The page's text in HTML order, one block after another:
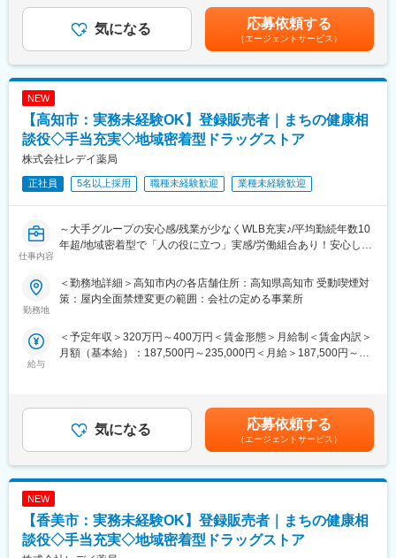
■働いてみて感じた魅力
（1）人間関係が良い、先輩が親切
（2）社会貢献できる、客様に喜んで頂ける・応援頂ける
（3）様々な業界の普段会えない役職者に会える
■採用サイト内動画ページ
https://trim-saiyo.jp/movie/
変更の範囲：会社の定める業務
・商品陳列・売場づくり
・発注・在庫管理
・売上・数値管理の補助
・スタッフのサポート業務
☆経験や適性に応じて、将来的にはスタッフの育成、
だく可能性があります。
＼仕事のやりがい／
レデイ薬局は、地域に密着したドラッグストアとして、
「健康相談ができる身近な存在」を目指しています。
◎日々の接客を通じてお客様から直接「ありがとう」をもらえる
◎将来的には店長として、店舗・人・地域をまとめる立場を目指
せる
です。
■現場から店舗運営まで段階的に成長できる環境：
レジ・商品管理などの基礎業務からスタートし、将来的には店長
地域のお客様との距離が近く、日々の接客や相談対応を通じて、
信頼される存在として働けます。
■安定した経営基盤のもと、長期的なキャリア形成が可能：
ツルハグループの一員として安定した基盤があり、腰を据えてキ
■労働組合があるので、安心して長く働ける仕組みがある：
職場での困りごとや意見を、労働組合を通じて会社に届けること
可能性があります。月給(月額)は固定手当を含めた表記です。
気になる 応募依頼する
（エージェントサービス）
NEW
【高知市：実務未経験OK】登録販売者｜まちの健康相
談役◇手当充実◇地域密着型ドラッグストア
株式会社レデイ薬局
正社員 5名以上採用 職種未経験歓迎 業種未経験歓迎
仕事内容
～大手グループの安心感/残業が少なくWLB充実♪/平均勤続年数10
年超/地域密着型で「人の役に立つ」実感/労働組合あり！安心して
■仕事内容：
まずは、レジ業務や商品管理などの基礎業務からスタートし、店
舗運営の基本を学んでいただきます。
・商品陳列・売場づくり
・発注・在庫管理
・売上・数値管理の補助
・スタッフのサポート業務
☆経験や適性に応じて、将来的にはスタッフの育成、
だく可能性があります。
＼仕事のやりがい／
勤務地
＜勤務地詳細＞高知市内の各店舗住所：高知県高知市 受動喫煙対
策：屋内全面禁煙変更の範囲：会社の定める事業所
給与
＜予定年収＞320万円～400万円＜賃金形態＞月給制＜賃金内訳＞
月額（基本給）：187,500円～235,000円＜月給＞187,500円～
可能性があります。月給(月額)は固定手当を含めた表記です。
気になる 応募依頼する
（エージェントサービス）
NEW
【香美市：実務未経験OK】登録販売者｜まちの健康相
談役◇手当充実◇地域密着型ドラッグストア